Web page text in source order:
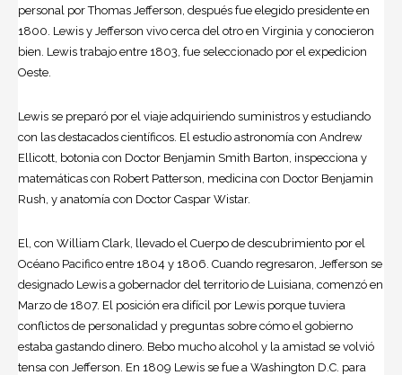
personal por Thomas Jefferson, después fue elegido presidente en
1800. Lewis y Jefferson vivo cerca del otro en Virginia y conocieron
bien. Lewis trabajo entre 1803, fue seleccionado por el expedicion
Oeste.
Lewis se preparó por el viaje adquiriendo suministros y estudiando
con las destacados científicos. El estudio astronomía con Andrew
Ellicott, botonia con Doctor Benjamin Smith Barton, inspecciona y
matemáticas con Robert Patterson, medicina con Doctor Benjamin
Rush, y anatomía con Doctor Caspar Wistar.
El, con William Clark, llevado el Cuerpo de descubrimiento por el
Océano Pacifico entre 1804 y 1806. Cuando regresaron, Jefferson se
designado Lewis a gobernador del territorio de Luisiana, comenzó en
Marzo de 1807. El posición era difícil por Lewis porque tuviera
conflictos de personalidad y preguntas sobre cómo el gobierno
estaba gastando dinero. Bebo mucho alcohol y la amistad se volvió
tensa con Jefferson. En 1809 Lewis se fue a Washington D.C. para